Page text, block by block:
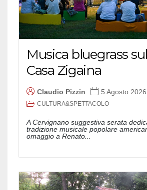
Musica bluegrass
Casa Zigaina
Claudio Pizzin 5 Agosto 2026
CULTURA&SPETTACOLO
A Cervignano suggestiva serata
tradizione musicale popolare
omaggio a Renato...